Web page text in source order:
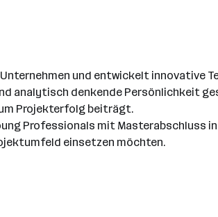
und entwickelt innovative
analytisch denkende Persönlichkeit
Projekterfolg beiträgt.
Professionals mit Masterabschluss
einsetzen möchten.